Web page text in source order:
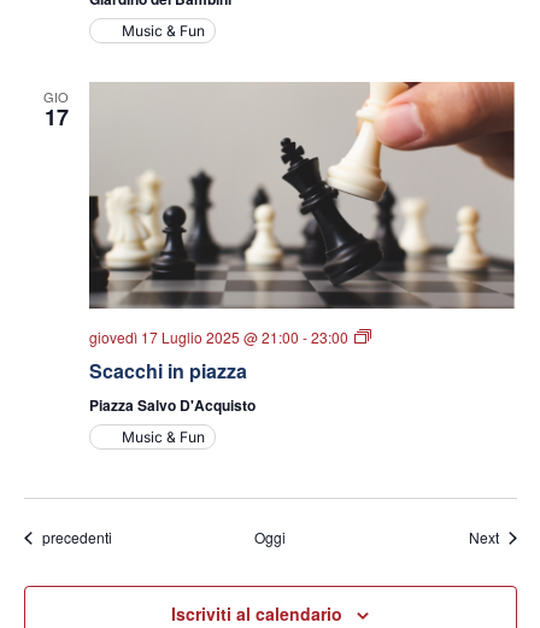
Music & Fun
GIO
17
giovedì 17 Luglio 2025 @ 21:00 -23:00
Scacchi
Scacchi in piazza
Piazza Salvo D'Acquisto
Music & Fun
Eventi
precedenti Oggi NextEventi
Iscriviti al calendario